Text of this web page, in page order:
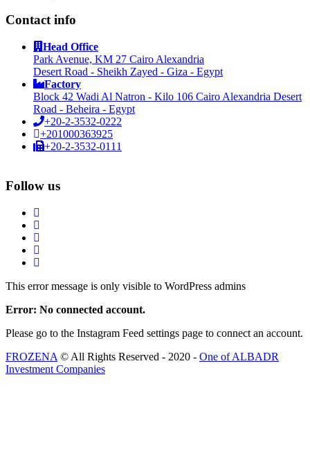
Contact info
Head Office
Park Avenue, KM 27 Cairo Alexandria
Desert Road - Sheikh Zayed - Giza - Egypt
Factory
Block 42 Wadi Al Natron - Kilo 106 Cairo Alexandria Desert
Road - Beheira - Egypt
+20-2-3532-0222
+201000363925
+20-2-3532-0111
Follow us
This error message is only visible to WordPress admins
Error: No connected account.
Please go to the Instagram Feed settings page to connect an account.
FROZENA © All Rights Reserved - 2020 - One of ALBADR
Investment Companies